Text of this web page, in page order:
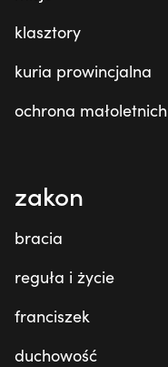
klasztory
kuria prowincjalna
ochrona małoletnich
zakon
bracia
reguła i życie
franciszek
duchowość